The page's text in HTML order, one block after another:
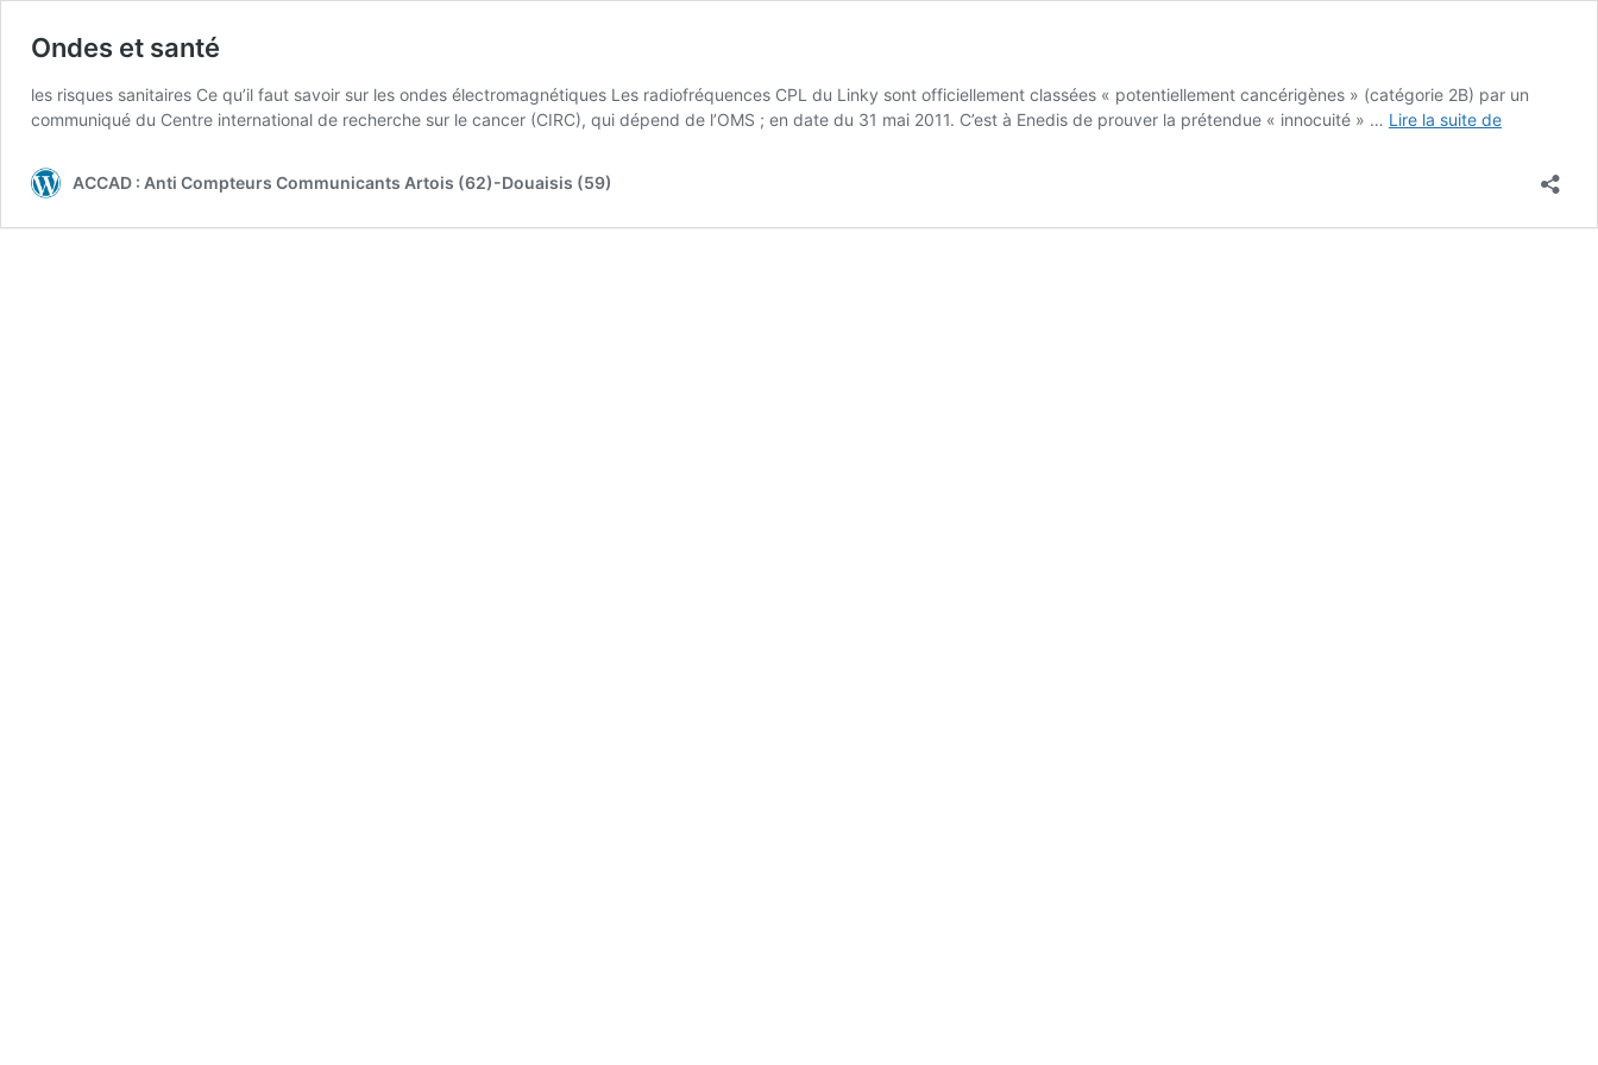
Ondes et santé
les risques sanitaires Ce qu’il faut savoir sur les ondes électromagnétiques Les radiofréquences CPL du Linky sont officiellement classées « potentiellement cancérigènes » (catégorie 2B) par un
communiqué du Centre international de recherche sur le cancer (CIRC), qui dépend de l’OMS ; en date du 31 mai 2011. C’est à Enedis de prouver la prétendue « innocuité » … Lire la suite deOndes
ACCAD : Anti Compteurs Communicants Artois (62)-Douaisis (59)